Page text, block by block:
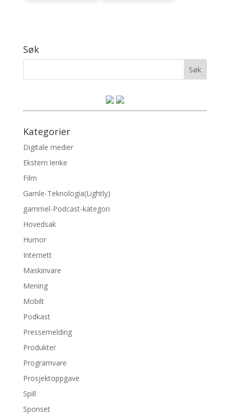
Søk
Kategorier
Digitale medier
Ekstern lenke
Film
Gamle-Teknologia(Lightly)
gammel-Podcast-kategori
Hovedsak
Humor
Internett
Maskinvare
Mening
Mobilt
Podkast
Pressemelding
Produkter
Programvare
Prosjektoppgave
Spill
Sponset